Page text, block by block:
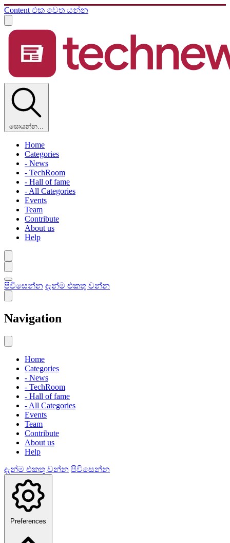
Content එක වෙත යන්න
සොයන්න...
Home
Categories
- News
- TechRoom
- Hall of fame
- All Categories
Events
Team
Contribute
About us
Help
පිවිසෙන්න දැන්ම එකතු වන්න
Navigation
Home
Categories
- News
- TechRoom
- Hall of fame
- All Categories
Events
Team
Contribute
About us
Help
දැන්ම එකතු වන්න පිවිසෙන්න
Preferences